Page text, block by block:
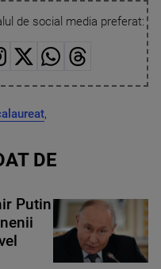
de social media preferat:
,
DE
Putin